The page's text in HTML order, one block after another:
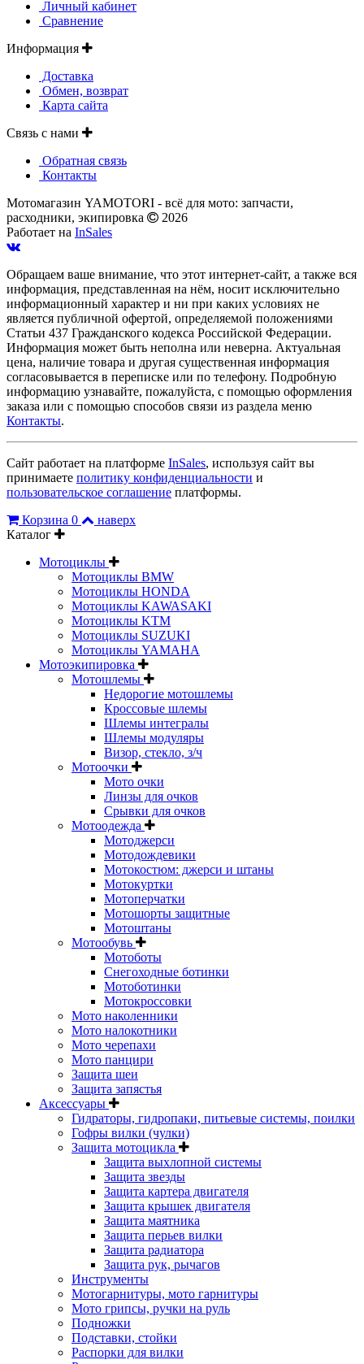
Личный кабинет
Сравнение
Информация
Доставка
Обмен, возврат
Карта сайта
Связь с нами
Обратная связь
Контакты
Мотомагазин YAMOTORI - всё для мото: запчасти,
расходники, экипировка
2026
Работает на InSales
Обращаем ваше внимание, что этот интернет-сайт, а также вся
информация, представленная на нём, носит исключительно
информационный характер и ни при каких условиях не
является публичной офертой, определяемой положениями
Статьи 437 Гражданского кодекса Российской Федерации.
Информация может быть неполна или неверна. Актуальная
цена, наличие товара и другая существенная информация
согласовывается в переписке или по телефону. Подробную
информацию узнавайте, пожалуйста, с помощью оформления
заказа или с помощью способов связи из раздела меню
Контакты.
Сайт работает на платформе InSales, используя сайт вы
принимаете политику конфиденциальности и
пользовательское соглашение платформы.
Корзина 0
наверх
Каталог
Мотоциклы
Мотоциклы BMW
Мотоциклы HONDA
Мотоциклы KAWASAKI
Мотоциклы KTM
Мотоциклы SUZUKI
Мотоциклы YAMAHA
Мотоэкипировка
Мотошлемы
Недорогие мотошлемы
Кроссовые шлемы
Шлемы интегралы
Шлемы модуляры
Визор, стекло, з/ч
Мотоочки
Мото очки
Линзы для очков
Срывки для очков
Мотоодежда
Мотоджерси
Мотодождевики
Мотокостюм: джерси и штаны
Мотокуртки
Мотоперчатки
Мотошорты защитные
Мотоштаны
Мотообувь
Мотоботы
Снегоходные ботинки
Мотоботинки
Мотокроссовки
Мото наколенники
Мото налокотники
Мото черепахи
Мото панцири
Защита шеи
Защита запястья
Аксессуары
Гидраторы, гидропаки, питьевые системы, поилки
Гофры вилки (чулки)
Защита мотоцикла
Защита выхлопной системы
Защита звезды
Защита картера двигателя
Защита крышек двигателя
Защита маятника
Защита перьев вилки
Защита радиатора
Защита рук, рычагов
Инструменты
Мотогарнитуры, мото гарнитуры
Мото грипсы, ручки на руль
Подножки
Подставки, стойки
Распорки для вилки